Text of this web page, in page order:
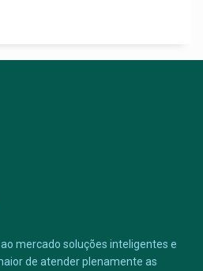
mercado soluções inteligentes e
de atender plenamente as